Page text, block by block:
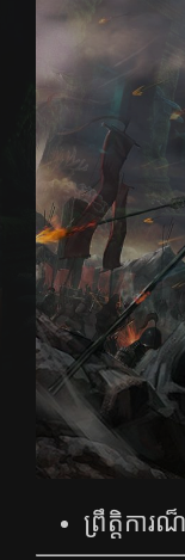
ព្រឹត្តិកា